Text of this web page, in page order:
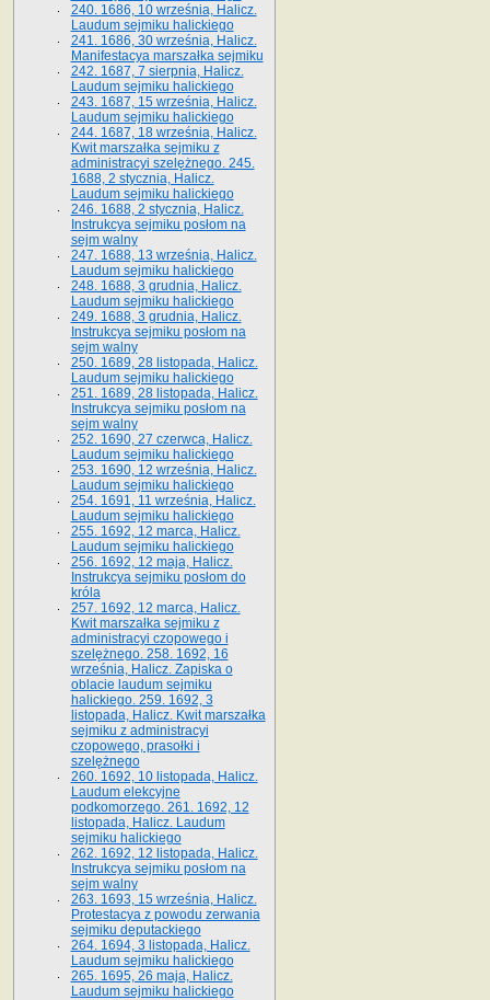
240. 1686, 10 września, Halicz.
Laudum sejmiku halickiego
241. 1686, 30 września, Halicz.
Manifestacya marszałka sejmiku
242. 1687, 7 sierpnia, Halicz.
Laudum sejmiku halickiego
243. 1687, 15 września, Halicz.
Laudum sejmiku halickiego
244. 1687, 18 września, Halicz.
Kwit marszałka sejmiku z
administracyi szelężnego. 245.
1688, 2 stycznia, Halicz.
Laudum sejmiku halickiego
246. 1688, 2 stycznia, Halicz.
Instrukcya sejmiku posłom na
sejm walny
247. 1688, 13 września, Halicz.
Laudum sejmiku halickiego
248. 1688, 3 grudnia, Halicz.
Laudum sejmiku halickiego
249. 1688, 3 grudnia, Halicz.
Instrukcya sejmiku posłom na
sejm walny
250. 1689, 28 listopada, Halicz.
Laudum sejmiku halickiego
251. 1689, 28 listopada, Halicz.
Instrukcya sejmiku posłom na
sejm walny
252. 1690, 27 czerwca, Halicz.
Laudum sejmiku halickiego
253. 1690, 12 września, Halicz.
Laudum sejmiku halickiego
254. 1691, 11 września, Halicz.
Laudum sejmiku halickiego
255. 1692, 12 marca, Halicz.
Laudum sejmiku halickiego
256. 1692, 12 maja, Halicz.
Instrukcya sejmiku posłom do
króla
257. 1692, 12 marca, Halicz.
Kwit marszałka sejmiku z
administracyi czopowego i
szelężnego. 258. 1692, 16
września, Halicz. Zapiska o
oblacie laudum sejmiku
halickiego. 259. 1692, 3
listopada, Halicz. Kwit marszałka
sejmiku z administracyi
czopowego, prasołki i
szelężnego
260. 1692, 10 listopada, Halicz.
Laudum elekcyjne
podkomorzego. 261. 1692, 12
listopada, Halicz. Laudum
sejmiku halickiego
262. 1692, 12 listopada, Halicz.
Instrukcya sejmiku posłom na
sejm walny
263. 1693, 15 września, Halicz.
Protestacya z powodu zerwania
sejmiku deputackiego
264. 1694, 3 listopada, Halicz.
Laudum sejmiku halickiego
265. 1695, 26 maja, Halicz.
Laudum sejmiku halickiego